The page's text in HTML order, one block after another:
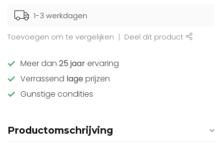
1-3 werkdagen
Toevoegen om te vergelijken Deel dit product
Meer dan 25 jaarervaring
Verrassend lage prijzen
Gunstige condities
Productomschrijving